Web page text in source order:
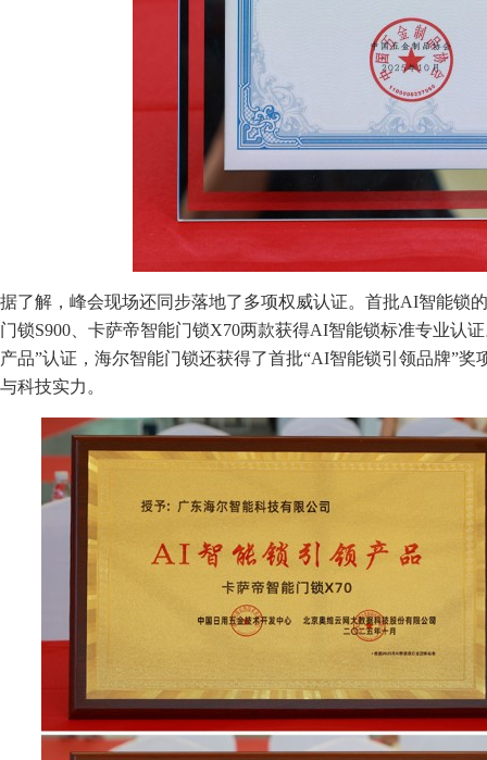
据了解，峰会现场还同步落地了多项权威认证。首批AI智能锁
门锁S900、卡萨帝智能门锁X70两款获得AI智能锁标准专业认
产品”认证，海尔智能门锁还获得了首批“AI智能锁引领品牌”
与科技实力。